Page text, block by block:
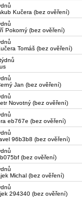
Kučera (bez ověření)
Pokorný (bez ověření)
Tomáš (bez ověření)
Jan (bez ověření)
Novotný (bez ověření)
eb767e (bez ověření)
96b3b8 (bez ověření)
(bez ověření)
Michal (bez ověření)
294340 (bez ověření)